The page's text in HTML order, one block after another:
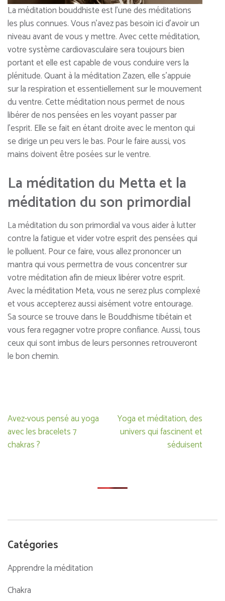
La méditation bouddhiste est l’une des méditations
les plus connues. Vous n’avez pas besoin ici d’avoir un
niveau avant de vous y mettre. Avec cette méditation,
votre système cardiovasculaire sera toujours bien
portant et elle est capable de vous conduire vers la
plénitude. Quant à la méditation Zazen, elle s’appuie
sur la respiration et essentiellement sur le mouvement
du ventre. Cette méditation nous permet de nous
libérer de nos pensées en les voyant passer par
l’esprit. Elle se fait en étant droite avec le menton qui
se dirige un peu vers le bas. Pour le faire aussi, vos
mains doivent être posées sur le ventre.
La méditation du Metta et la
méditation du son primordial
La méditation du son primordial va vous aider à lutter
contre la fatigue et vider votre esprit des pensées qui
le polluent. Pour ce faire, vous allez prononcer un
mantra qui vous permettra de vous concentrer sur
votre méditation afin de mieux libérer votre esprit.
Avec la méditation Meta, vous ne serez plus complexé
et vous accepterez aussi aisément votre entourage.
Sa source se trouve dans le Bouddhisme tibétain et
vous fera regagner votre propre confiance. Aussi, tous
ceux qui sont imbus de leurs personnes retrouveront
le bon chemin.
Navigation
de
l’article
Avez-vous pensé au yoga
avec les bracelets 7
chakras ?
Yoga et méditation, des
univers qui fascinent et
séduisent
Catégories
Apprendre la méditation
Chakra